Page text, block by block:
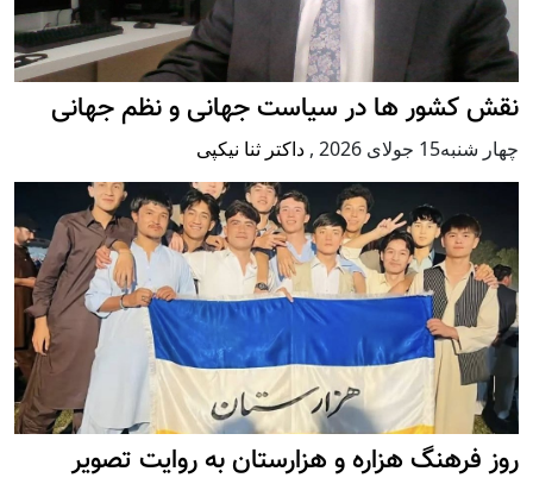
نقش کشور ها در سیاست جهانی و نظم جهانی
چهار شنبه15 جولای 2026 , داکتر ثنا نیکپی
روز فرهنگ هزاره و هزارستان به روایت تصویر